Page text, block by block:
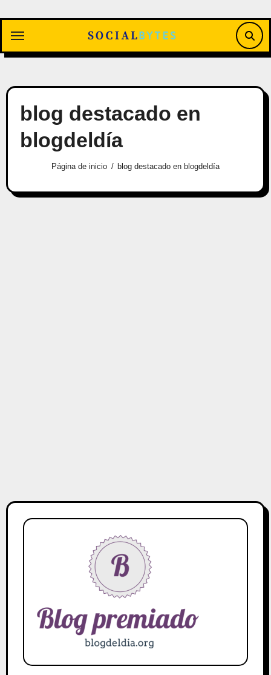
contenido
blog destacado en
blogdeldía
Página de inicio blog destacado en blogdeldía